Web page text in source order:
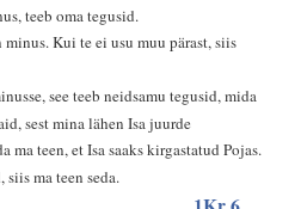
teeb oma tegusid.
Kui te ei usu muu pärast, siis
see teeb neidsamu tegusid, mida
sest mina lähen Isa juurde
teen, et Isa saaks kirgastatud Pojas.
ma teen seda.